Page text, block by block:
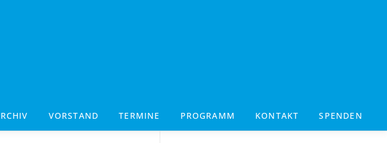
VORSTAND TERMINE PROGRAMM KONTAKT SPENDEN